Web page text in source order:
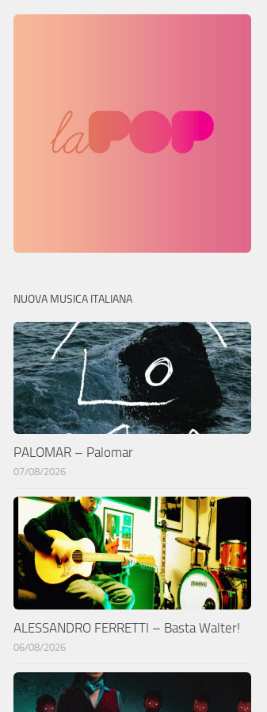
NUOVA MUSICA ITALIANA
PALOMAR – Palomar
07/08/2026
ALESSANDRO FERRETTI – Basta Walter!
06/08/2026